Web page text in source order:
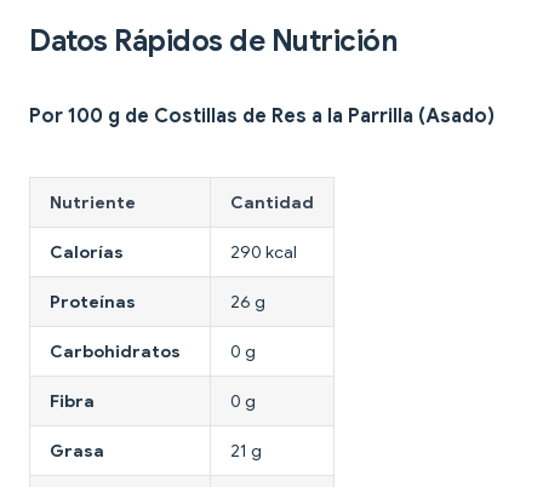
Datos Rápidos de Nutrición
Por 100 g de Costillas de Res a la Parrilla (Asado)
Nutriente Cantidad
Calorías 290 kcal
Proteínas 26 g
Carbohidratos 0 g
Fibra 0 g
Grasa 21 g